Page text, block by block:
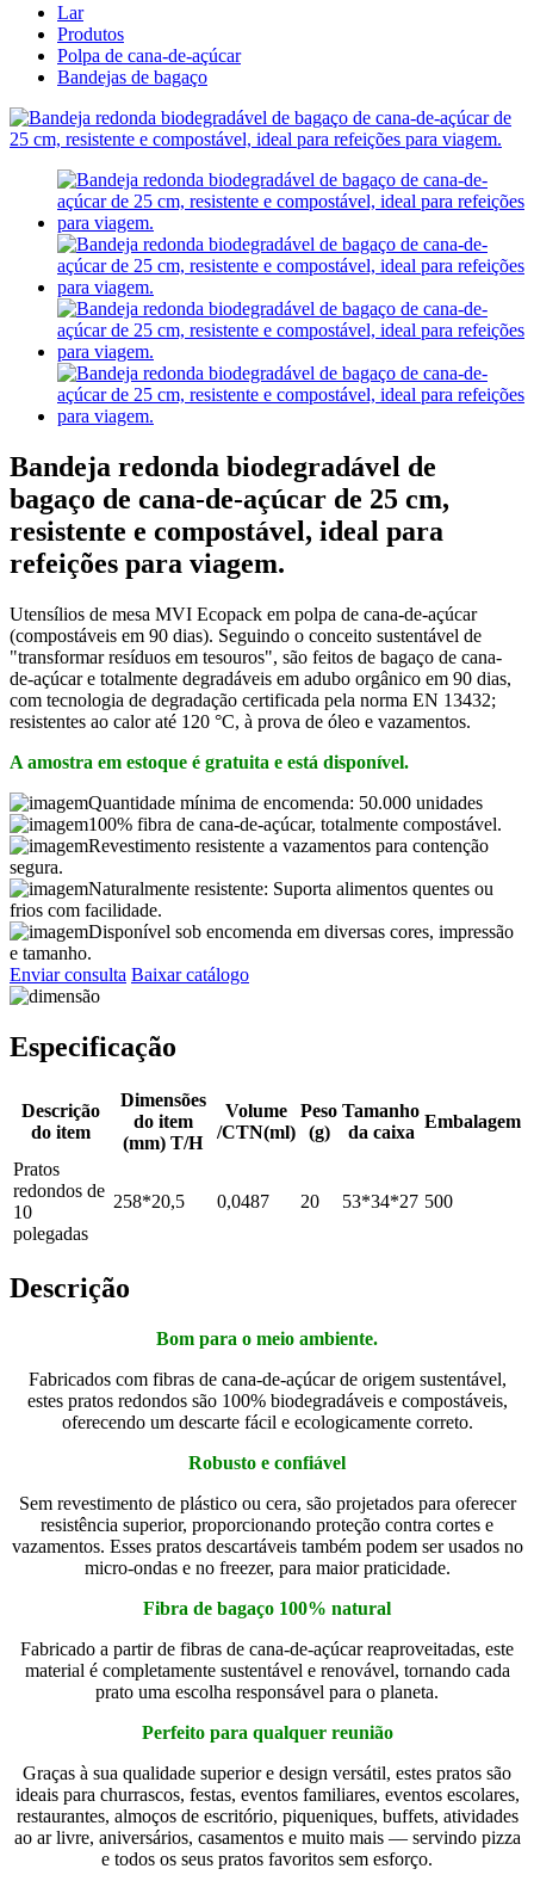
Lar
Produtos
Polpa de cana-de-açúcar
Bandejas de bagaço
Bandeja redonda biodegradável de
bagaço de cana-de-açúcar de 25 cm,
resistente e compostável, ideal para
refeições para viagem.
Utensílios de mesa MVI Ecopack em polpa de cana-de-açúcar
(compostáveis ​​em 90 dias). Seguindo o conceito sustentável de
"transformar resíduos em tesouros", são feitos de bagaço de cana-
de-açúcar e totalmente degradáveis ​​em adubo orgânico em 90 dias,
com tecnologia de degradação certificada pela norma EN 13432;
resistentes ao calor até 120 °C, à prova de óleo e vazamentos.
A amostra em estoque é gratuita e está disponível.
Quantidade mínima de encomenda: 50.000 unidades
100% fibra de cana-de-açúcar, totalmente compostável.
Revestimento resistente a vazamentos para contenção
segura.
Naturalmente resistente: Suporta alimentos quentes ou
frios com facilidade.
Disponível sob encomenda em diversas cores, impressão
e tamanho.
Enviar consulta Baixar catálogo
Especificação
Descrição
do item
Dimensões
do item
(mm) T/H
Volume
/CTN(ml)
Peso
(g)
Tamanho
da caixa
Embalagem
Pratos
redondos de
10
polegadas
258*20,5 0,0487 20 53*34*27 500
Descrição
Bom para o meio ambiente.
Fabricados com fibras de cana-de-açúcar de origem sustentável,
estes pratos redondos são 100% biodegradáveis ​​e compostáveis,
oferecendo um descarte fácil e ecologicamente correto.
Robusto e confiável
Sem revestimento de plástico ou cera, são projetados para oferecer
resistência superior, proporcionando proteção contra cortes e
vazamentos. Esses pratos descartáveis ​​também podem ser usados ​​no
micro-ondas e no freezer, para maior praticidade.
Fibra de bagaço 100% natural
Fabricado a partir de fibras de cana-de-açúcar reaproveitadas, este
material é completamente sustentável e renovável, tornando cada
prato uma escolha responsável para o planeta.
Perfeito para qualquer reunião
Graças à sua qualidade superior e design versátil, estes pratos são
ideais para churrascos, festas, eventos familiares, eventos escolares,
restaurantes, almoços de escritório, piqueniques, buffets, atividades
ao ar livre, aniversários, casamentos e muito mais — servindo pizza
e todos os seus pratos favoritos sem esforço.